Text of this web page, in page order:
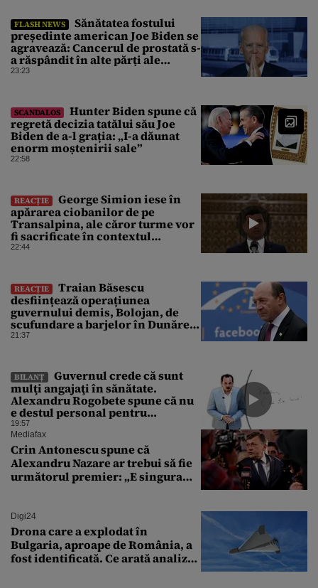
FLASH NEWS
Sănătatea fostului
președinte american Joe Biden se
agravează: Cancerul de prostată s-
a răspândit în alte părți ale
corpului
23:23
SCANDALOS
Hunter Biden spune că
regretă decizia tatălui său Joe
Biden de a-l grația: „I-a dăunat
enorm moștenirii sale”
22:58
REACȚIE
George Simion iese în
apărarea ciobanilor de pe
Transalpina, ale căror turme vor
fi sacrificate în contextul
focarului de variolă ovină
22:44
REACȚIE
Traian Băsescu
desființează operațiunea
guvernului demis, Bolojan, de
scufundare a barjelor în Dunăre:
„Este o improvizație”
21:37
BILANȚ
Guvernul crede că sunt
mulţi angajaţi în sănătate.
Alexandru Rogobete spune că nu
e destul personal pentru
combaterea infecţiilor
nosocomiale
19:57
Mediafax
Crin Antonescu spune că
Alexandru Nazare ar trebui să fie
următorul premier: „E singura
Digi24
Drona care a explodat în
Bulgaria, aproape de România, a
fost identificată. Ce arată analiza